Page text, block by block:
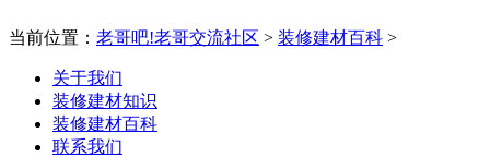
当前位置： 老哥吧!老哥交流社区 > 装修建材百科 >
关于我们
装修建材知识
装修建材百科
联系我们